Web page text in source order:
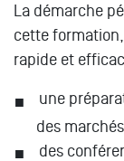
La démarche
cette
rapide et
une
des
des